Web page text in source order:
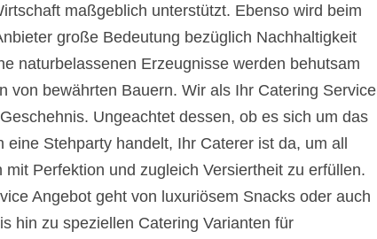
maßgeblich unterstützt. Ebenso wird beim
große Bedeutung bezüglich Nachhaltigkeit
naturbelassenen Erzeugnisse werden behutsam
von bewährten Bauern. Wir als Ihr Catering Service
Ungeachtet dessen, ob es sich um das
eine Stehparty handelt, Ihr Caterer ist da, um all
mit Perfektion und zugleich Versiertheit zu erfüllen.
Angebot geht von luxuriösem Snacks oder auch
hin zu speziellen Catering Varianten für